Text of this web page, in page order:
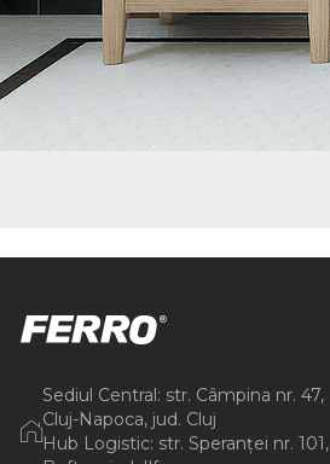
Sediul Central: str. Câmpina nr. 47,
Cluj-Napoca, jud. Cluj
Hub Logistic: str. Speranței nr. 101,